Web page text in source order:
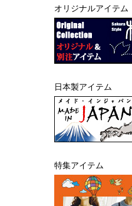
オリジナルアイテム
日本製アイテム
特集アイテム